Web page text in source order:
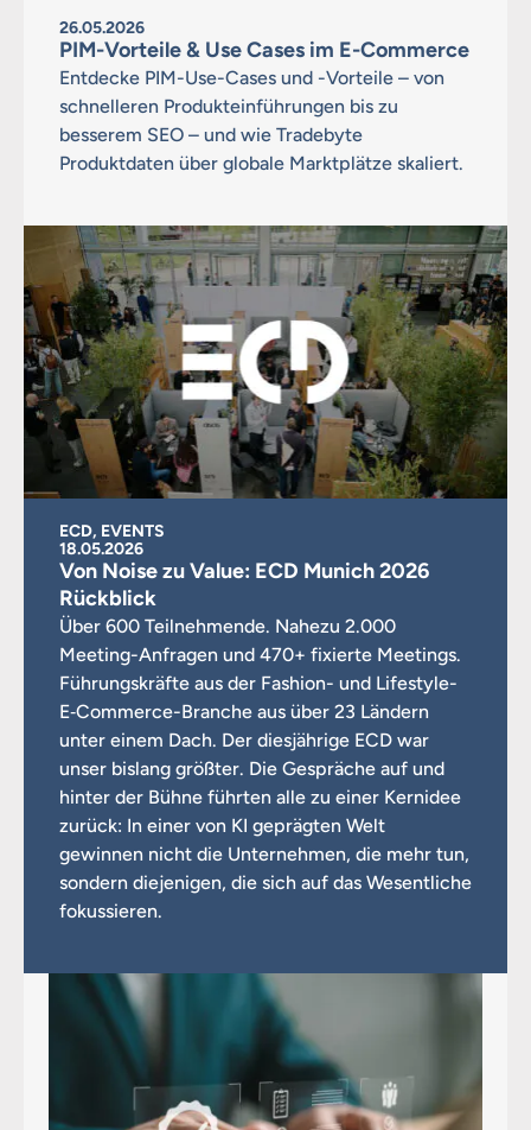
26.05.2026
PIM-Vorteile & Use Cases im E-Commerce
Entdecke PIM-Use-Cases und -Vorteile – von
schnelleren Produkteinführungen bis zu
besserem SEO – und wie Tradebyte
Produktdaten über globale Marktplätze skaliert.
ECD, EVENTS
18.05.2026
Von Noise zu Value: ECD Munich 2026
Rückblick
Über 600 Teilnehmende. Nahezu 2.000
Meeting-Anfragen und 470+ fixierte Meetings.
Führungskräfte aus der Fashion- und Lifestyle-
E‑Commerce-Branche aus über 23 Ländern
unter einem Dach. Der diesjährige ECD war
unser bislang größter. Die Gespräche auf und
hinter der Bühne führten alle zu einer Kernidee
zurück: In einer von KI geprägten Welt
gewinnen nicht die Unternehmen, die mehr tun,
sondern diejenigen, die sich auf das Wesentliche
fokussieren.